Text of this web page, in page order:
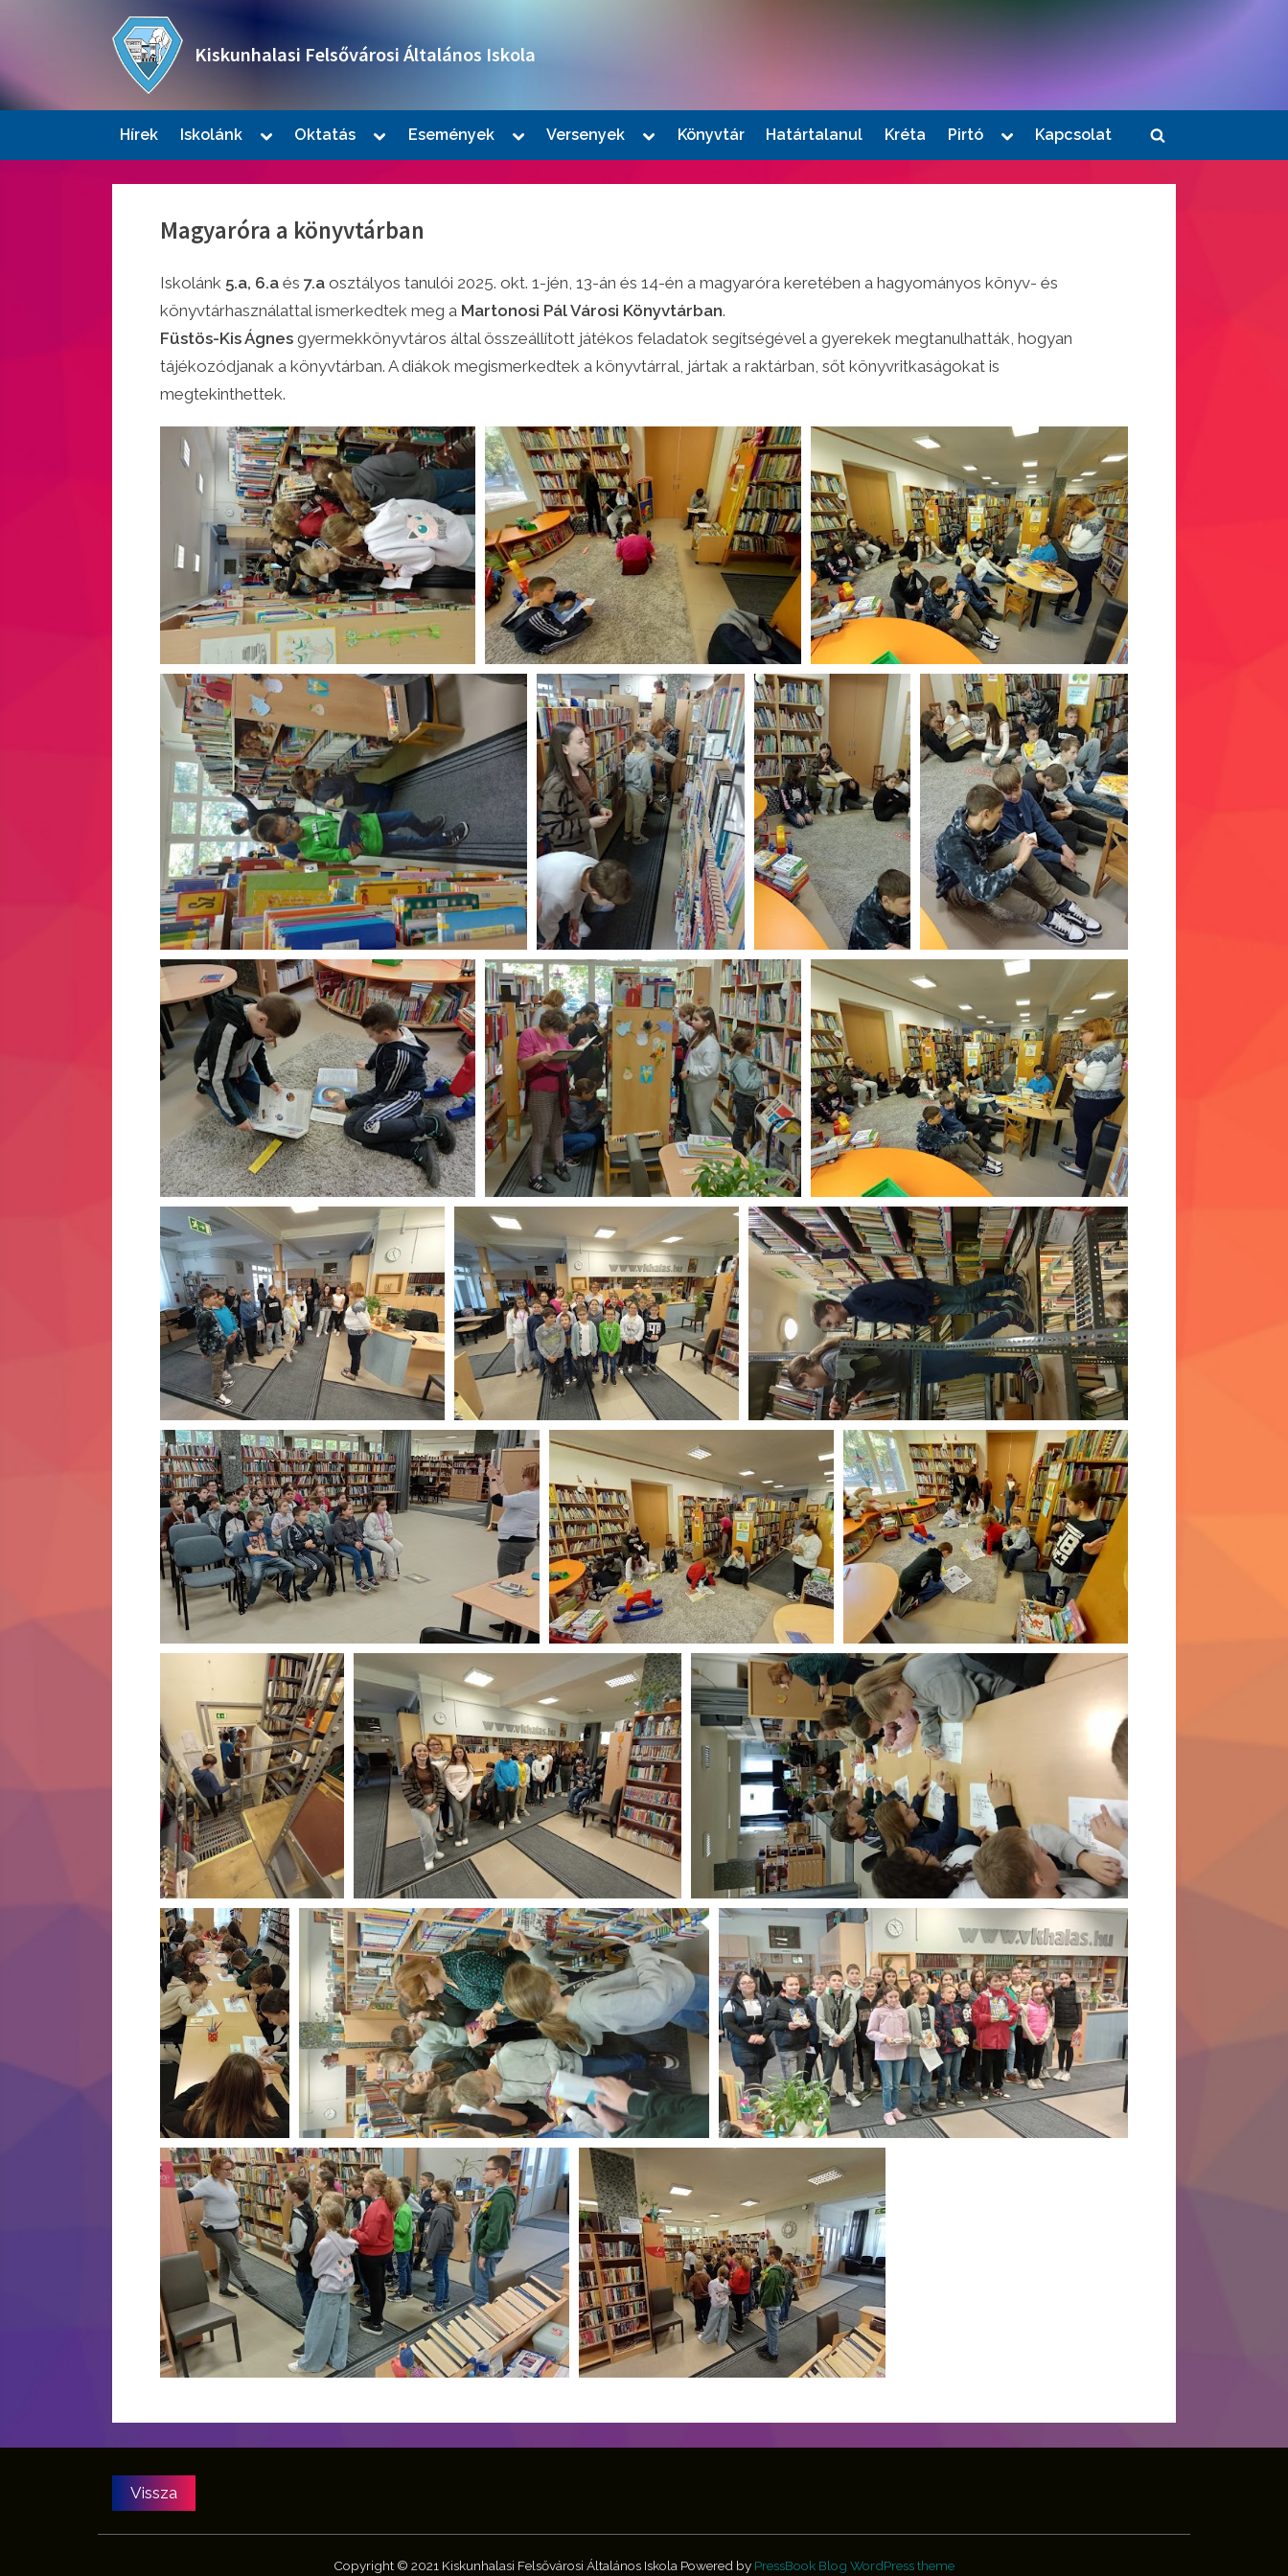
Kiskunhalasi Felsővárosi Általános Iskola
Hírek Iskolánk
Toggle
menu
Toggle
menu
Toggle
Oktatás
Toggle
menu
Események
Toggle
menu
Versenyek
Toggle
menu
Könyvtár Határtalanul Kréta Pirtó
Toggle
menu
Kapcsolat
Toggle
Magyaróra a könyvtárban
Iskolánk 5.a, 6.a és 7.a osztályos tanulói 2025. okt. 1-jén, 13-án és 14-én a magyaróra keretében a hagyományos könyv- és
könyvtárhasználattal ismerkedtek meg a Martonosi Pál Városi Könyvtárban.
Füstös-Kis Ágnes gyermekkönyvtáros által összeállított játékos feladatok segítségével a gyerekek megtanulhatták, hogyan
tájékozódjanak a könyvtárban. A diákok megismerkedtek a könyvtárral, jártak a raktárban, sőt könyvritkaságokat is
megtekinthettek.
Copyright © 2021 Kiskunhalasi Felsővárosi Általános Iskola Powered by PressBook Blog WordPress theme